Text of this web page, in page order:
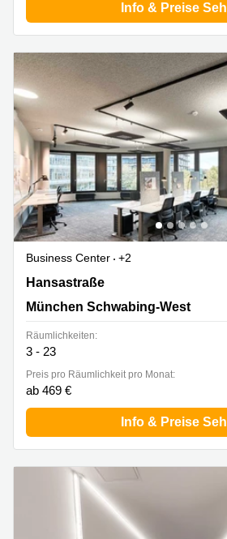
Info & Preise
Business Center
+2
Hansastraße 23, München
Hansastraße
München Schwabing-West
Räumlichkeiten:
3 - 23
Preis pro Räumlichkeit pro Monat:
ab 469 €
Info & Preise